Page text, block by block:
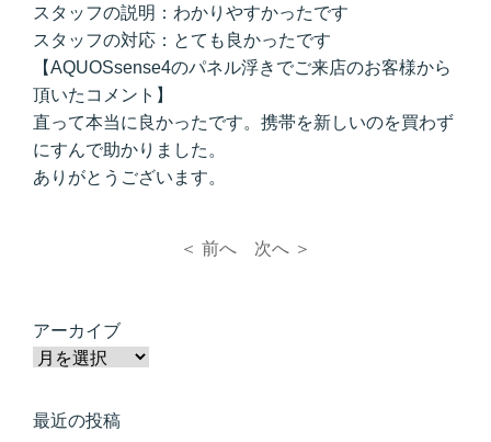
スタッフの説明：わかりやすかったです
スタッフの対応：とても良かったです
【AQUOSsense4のパネル浮きでご来店のお客様から
頂いたコメント】
直って本当に良かったです。携帯を新しいのを買わず
にすんで助かりました。
ありがとうございます。
＜ 前へ 次へ ＞
アーカイブ
最近の投稿